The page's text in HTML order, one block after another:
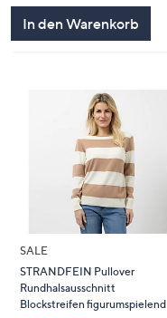
In den Warenkorb
SALE
STRANDFEIN Pullover
Rundhalsausschnitt
Blockstreifen figurumspielend